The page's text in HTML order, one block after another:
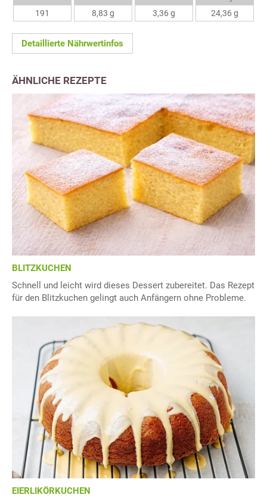
191
8,83 g
3,36 g
24,36 g
Detaillierte Nährwertinfos
ÄHNLICHE REZEPTE
BLITZKUCHEN
Schnell und leicht wird dieses Dessert zubereitet. Das Rezept
für den Blitzkuchen gelingt auch Anfängern ohne Probleme.
EIERLIKÖRKUCHEN